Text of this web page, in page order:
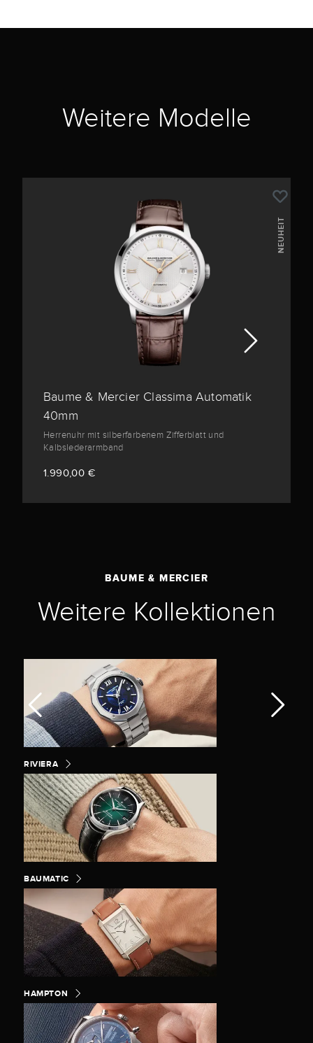
Weitere Modelle
NEUHEIT
Baume & Mercier Classima Automatik
40mm
Herrenuhr mit silberfarbenem Zifferblatt und
Kalbslederarmband
1.990,00 €
BAUME & MERCIER
Weitere Kollektionen
RIVIERA
BAUMATIC
HAMPTON